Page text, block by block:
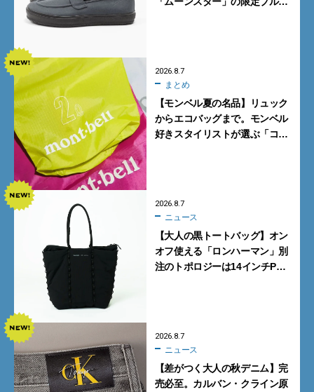
2026.8.7
まとめ
【モンベル夏の名品】リュック
からエコバッグまで。モンベル
好きスタイリストが選ぶ「コス
2026.8.7
ニュース
【大人の黒トートバッグ】オン
オフ使える「ロンハーマン」別
注のトポロジーは14インチPC
2026.8.7
ニュース
【差がつく大人の秋デニム】完
売必至。カルバン・クライン原